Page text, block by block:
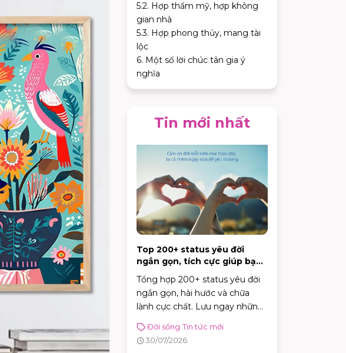
5.2. Hợp thẩm mỹ, hợp không
gian nhà
5.3. Hợp phong thủy, mang tài
lộc
6. Một số lời chúc tân gia ý
nghĩa
Tin mới nhất
Top 200+ status yêu đời
ngắn gọn, tích cực giúp bạn
vui vẻ mỗi ngày
Tổng hợp 200+ status yêu đời
ngắn gọn, hài hước và chữa
lành cực chất. Lưu ngay những
và tràn đầy năng lượng mỗi
ngày!
Đời sống Tin tức mới
30/07/2026